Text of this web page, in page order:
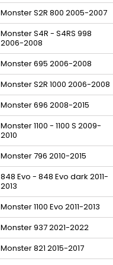
Monster S2R 800 2005-2007
Monster S4R - S4RS 998
2006-2008
Monster 695 2006-2008
Monster S2R 1000 2006-2008
Monster 696 2008-2015
Monster 1100 - 1100 S 2009-
2010
Monster 796 2010-2015
848 Evo - 848 Evo dark 2011-
2013
Monster 1100 Evo 2011-2013
Monster 937 2021-2022
Monster 821 2015-2017